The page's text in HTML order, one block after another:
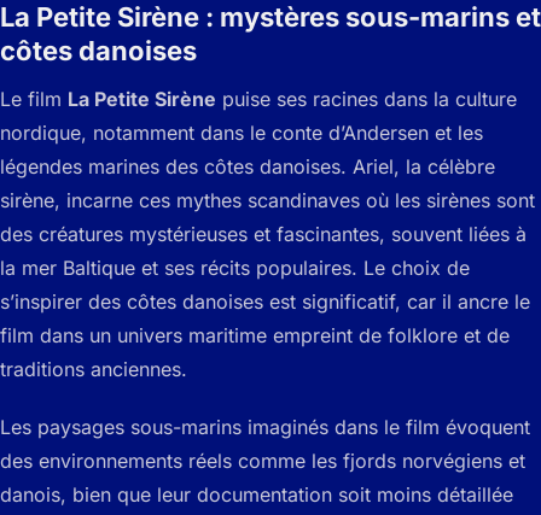
La Petite Sirène : mystères sous-marins et
côtes danoises
Le film La Petite Sirène puise ses racines dans la culture
nordique, notamment dans le conte d’Andersen et les
légendes marines des côtes danoises. Ariel, la célèbre
sirène, incarne ces mythes scandinaves où les sirènes sont
des créatures mystérieuses et fascinantes, souvent liées à
la mer Baltique et ses récits populaires. Le choix de
s’inspirer des côtes danoises est significatif, car il ancre le
film dans un univers maritime empreint de folklore et de
traditions anciennes.
Les paysages sous-marins imaginés dans le film évoquent
des environnements réels comme les fjords norvégiens et
danois, bien que leur documentation soit moins détaillée